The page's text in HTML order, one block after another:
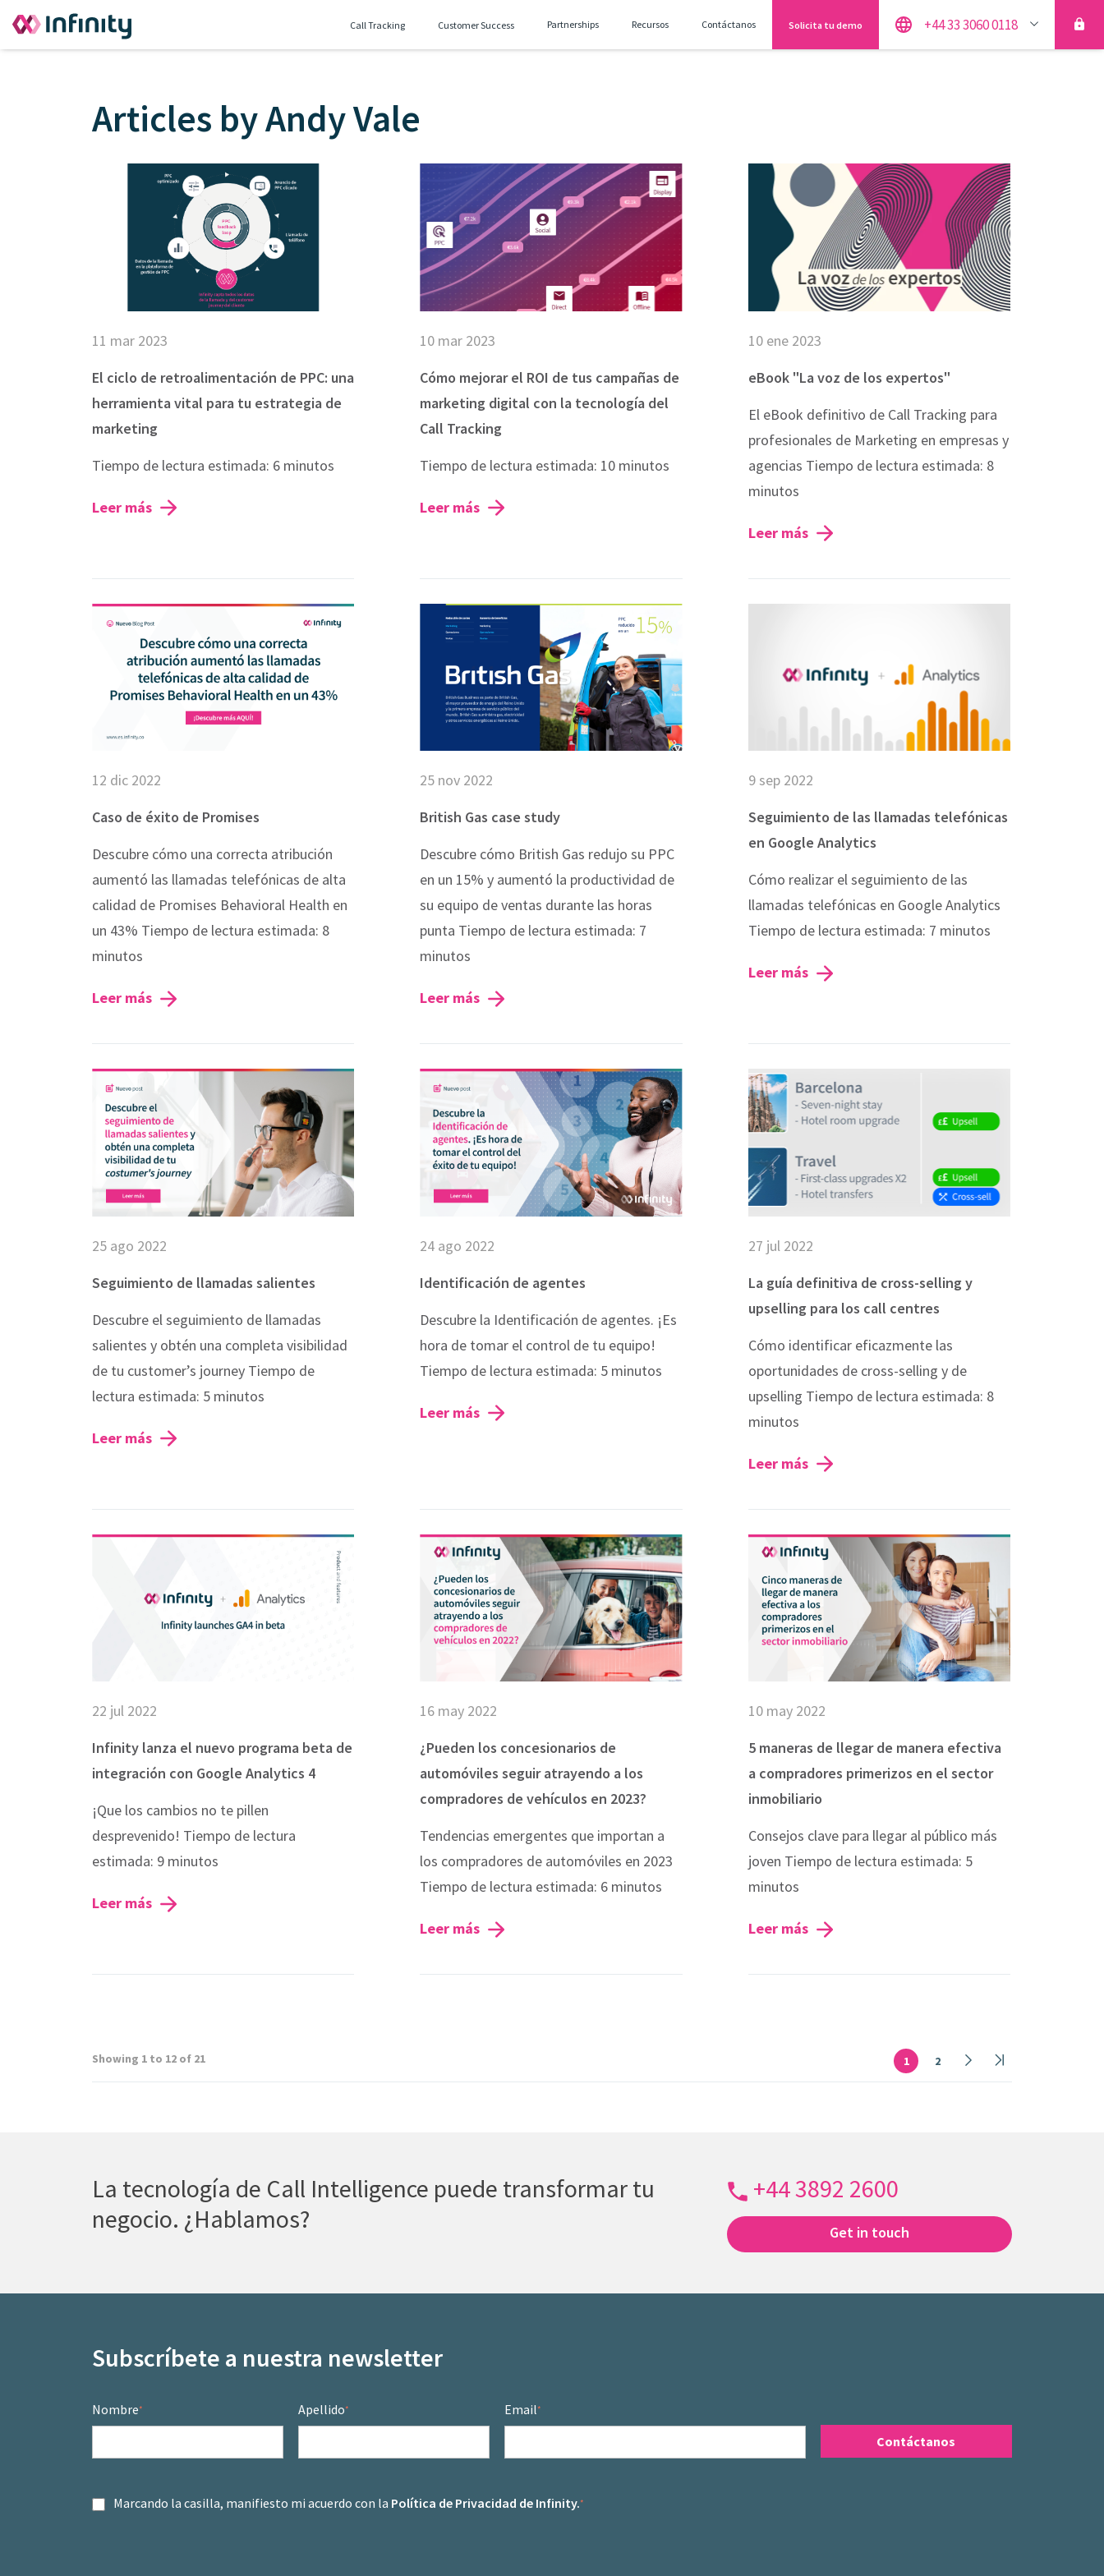
Call Tracking Customer Success Partnerships Recursos Contáctanos Solicita tu demo +44 33 3060 0118
Articles by Andy Vale
11 mar 2023
El ciclo de retroalimentación de PPC: una
herramienta vital para tu estrategia de
marketing
Tiempo de lectura estimada: 6 minutos
Leer más
10 mar 2023
Cómo mejorar el ROI de tus campañas de
marketing digital con la tecnología del
Call Tracking
Tiempo de lectura estimada: 10 minutos
Leer más
10 ene 2023
eBook "La voz de los expertos"
El eBook definitivo de Call Tracking para
profesionales de Marketing en empresas y
agencias Tiempo de lectura estimada: 8
minutos
Leer más
12 dic 2022
Caso de éxito de Promises
Descubre cómo una correcta atribución
aumentó las llamadas telefónicas de alta
calidad de Promises Behavioral Health en
un 43% Tiempo de lectura estimada: 8
minutos
Leer más
25 nov 2022
British Gas case study
Descubre cómo British Gas redujo su PPC
en un 15% y aumentó la productividad de
su equipo de ventas durante las horas
punta Tiempo de lectura estimada: 7
minutos
Leer más
9 sep 2022
Seguimiento de las llamadas telefónicas
en Google Analytics
Cómo realizar el seguimiento de las
llamadas telefónicas en Google Analytics
Tiempo de lectura estimada: 7 minutos
Leer más
25 ago 2022
Seguimiento de llamadas salientes
Descubre el seguimiento de llamadas
salientes y obtén una completa visibilidad
de tu customer’s journey Tiempo de
lectura estimada: 5 minutos
Leer más
24 ago 2022
Identificación de agentes
Descubre la Identificación de agentes. ¡Es
hora de tomar el control de tu equipo!
Tiempo de lectura estimada: 5 minutos
Leer más
27 jul 2022
La guía definitiva de cross-selling y
upselling para los call centres
Cómo identificar eficazmente las
oportunidades de cross-selling y de
upselling Tiempo de lectura estimada: 8
minutos
Leer más
22 jul 2022
Infinity lanza el nuevo programa beta de
integración con Google Analytics 4
¡Que los cambios no te pillen
desprevenido! Tiempo de lectura
estimada: 9 minutos
Leer más
16 may 2022
¿Pueden los concesionarios de
automóviles seguir atrayendo a los
compradores de vehículos en 2023?
Tendencias emergentes que importan a
los compradores de automóviles en 2023
Tiempo de lectura estimada: 6 minutos
Leer más
10 may 2022
5 maneras de llegar de manera efectiva
a compradores primerizos en el sector
inmobiliario
Consejos clave para llegar al público más
joven Tiempo de lectura estimada: 5
minutos
Leer más
Showing 1 to 12 of 21 1 2
La tecnología de Call Intelligence puede transformar tu
negocio. ¿Hablamos?
+44 3892 2600
Get in touch
Subscríbete a nuestra newsletter
Nombre* Apellido* Email*
Marcando la casilla, manifiesto mi acuerdo con la Política de Privacidad de Infinity.*
This website uses cookies
This website stores cookies on your computer. These cookies are used to collect information about
how you interact with our website and allow us to remember you. We use this information in order
to improve and customize your browsing experience and for analytics and metrics about our
visitors both on this website and other media. To find out more about the cookies we use, see our
If you decline, your information won’t be tracked when you visit this website. A single cookie will be